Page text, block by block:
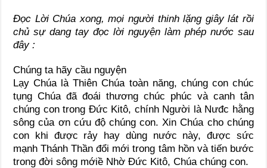
Đọc Lời Chúa xong, mọi người thinh lặng giây lát rồi
chủ sự dang tay đọc lời nguyện làm phép nước sau
đây :
Chúng ta hãy cầu nguyện
Lạy Chúa là Thiên Chúa toàn năng, chúng con chúc
tụng Chúa đã đoái thương chúc phúc và canh tân
chúng con trong Đức Kitô, chính Người là Nưđc hằng
sông của ơn cứu độ chúng con. Xin Chúa cho chúng
con khi được rảy hay dùng nước này, được sức
mạnh Thánh Thần đổi mới trong tâm hồn và tiến bước
trong đời sông mớiề Nhờ Đức Kitô, Chúa chúng con.